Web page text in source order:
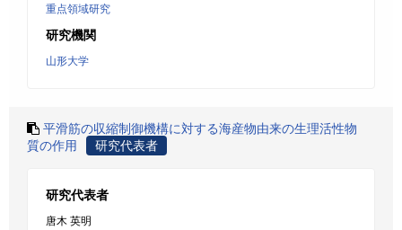
重点領域研究
研究機関
山形大学
平滑筋の収縮制御機構に対する海産物由来の生理活性物
質の作用
研究代表者
研究代表者
唐木 英明